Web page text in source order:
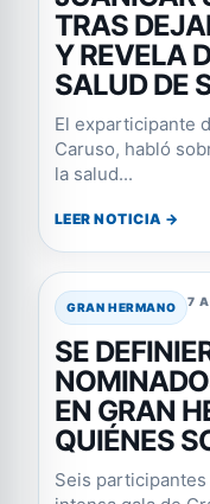
TRAS
Y REVELA
SALUD DE
El exparticipante
Caruso, habló
la salud...
LEER NOTICIA →
GRAN HERMANO 7
SE
EN GRAN
QUIÉNES
Seis